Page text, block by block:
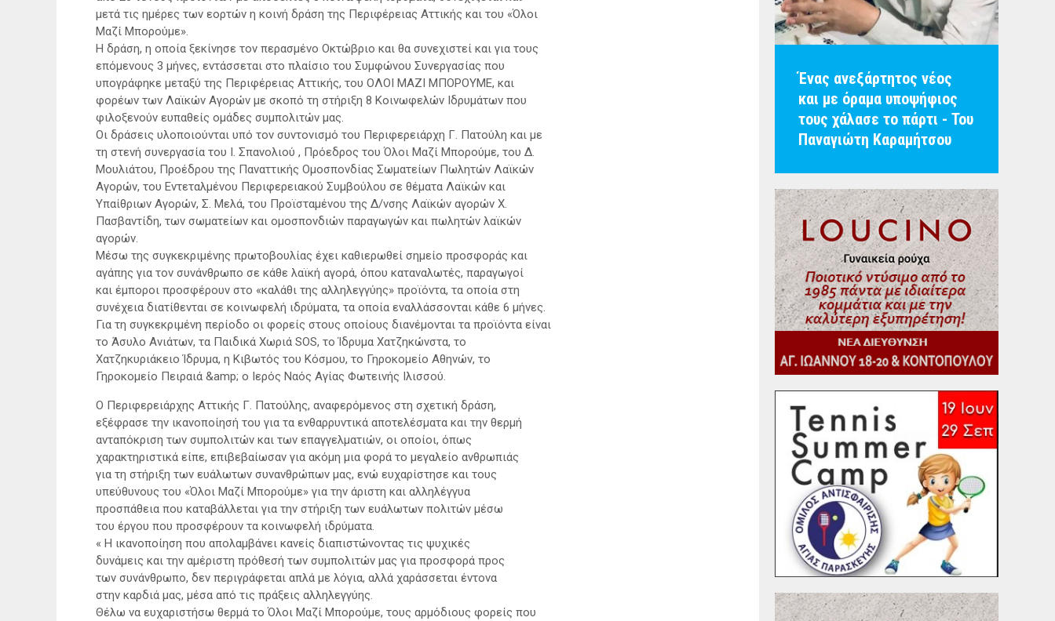
μετά τις ημέρες των εορτών η κοινή δράση της Περιφέρειας Αττικής και του «Όλοι
Μαζί Μπορούμε».
Η δράση, η οποία ξεκίνησε τον περασμένο Οκτώβριο και θα συνεχιστεί και για τους
επόμενους 3 μήνες, εντάσσεται στο πλαίσιο του Συμφώνου Συνεργασίας που
υπογράφηκε μεταξύ της Περιφέρειας Αττικής, του ΟΛΟΙ ΜΑΖΙ ΜΠΟΡΟΥΜΕ, και
φορέων των Λαϊκών Αγορών με σκοπό τη στήριξη 8 Κοινωφελών Ιδρυμάτων που
φιλοξενούν ευπαθείς ομάδες συμπολιτών μας.
Οι δράσεις υλοποιούνται υπό τον συντονισμό του Περιφερειάρχη Γ. Πατούλη και με
τη στενή συνεργασία του Ι. Σπανολιού , Πρόεδρος του Όλοι Μαζί Μπορούμε, του Δ.
Μουλιάτου, Προέδρου της Παναττικής Ομοσπονδίας Σωματείων Πωλητών Λαϊκών
Αγορών, του Εντεταλμένου Περιφερειακού Συμβούλου σε θέματα Λαϊκών και
Υπαίθριων Αγορών, Σ. Μελά, του Προϊσταμένου της Δ/νσης Λαϊκών αγορών Χ.
Πασβαντίδη, των σωματείων και ομοσπονδιών παραγωγών και πωλητών λαϊκών
αγορών.
Μέσω της συγκεκριμένης πρωτοβουλίας έχει καθιερωθεί σημείο προσφοράς και
αγάπης για τον συνάνθρωπο σε κάθε λαϊκή αγορά, όπου καταναλωτές, παραγωγοί
και έμποροι προσφέρουν στο «καλάθι της αλληλεγγύης» προϊόντα, τα οποία στη
συνέχεια διατίθενται σε κοινωφελή ιδρύματα, τα οποία εναλλάσσονται κάθε 6 μήνες.
Για τη συγκεκριμένη περίοδο οι φορείς στους οποίους διανέμονται τα προϊόντα είναι
το Άσυλο Ανιάτων, τα Παιδικά Χωριά SOS, το Ίδρυμα Χατζηκώνστα, το
Χατζηκυριάκειο Ίδρυμα, η Κιβωτός του Κόσμου, το Γηροκομείο Αθηνών, το
Γηροκομείο Πειραιά &amp; ο Ιερός Ναός Αγίας Φωτεινής Ιλισσού.
Ο Περιφερειάρχης Αττικής Γ. Πατούλης, αναφερόμενος στη σχετική δράση,
εξέφρασε την ικανοποίησή του για τα ενθαρρυντικά αποτελέσματα και την θερμή
ανταπόκριση των συμπολιτών και των επαγγελματιών, οι οποίοι, όπως
χαρακτηριστικά είπε, επιβεβαίωσαν για ακόμη μια φορά το μεγαλείο ανθρωπιάς
για τη στήριξη των ευάλωτων συνανθρώπων μας, ενώ ευχαρίστησε και τους
υπεύθυνους του «Όλοι Μαζί Μπορούμε» για την άριστη και αλληλέγγυα
προσπάθεια που καταβάλλεται για την στήριξη των ευάλωτων πολιτών μέσω
του έργου που προσφέρουν τα κοινωφελή ιδρύματα.
« Η ικανοποίηση που απολαμβάνει κανείς διαπιστώνοντας τις ψυχικές
δυνάμεις και την αμέριστη πρόθεσή των συμπολιτών μας για προσφορά προς
των συνάνθρωπο, δεν περιγράφεται απλά με λόγια, αλλά χαράσσεται έντονα
στην καρδιά μας, μέσα από τις πράξεις αλληλεγγύης.
Θέλω να ευχαριστήσω θερμά το Όλοι Μαζί Μπορούμε, τους αρμόδιους φορείς που
Ένας ανεξάρτητος νέος
και με όραμα υποψήφιος
τους χάλασε το πάρτι - Του
Παναγιώτη Καραμήτσου